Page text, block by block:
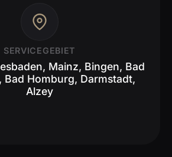
SERVICEGEBIET
Mainz, Bingen, Bad
Bad Homburg, Darmstadt,
Alzey